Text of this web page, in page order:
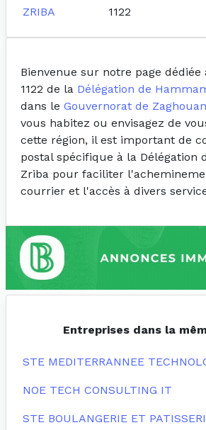
ZRIBA
1122
Bienvenue sur notre page dédiée
1122 de la Délégation de
dans le Gouvernorat de Zaghouan
vous habitez ou envisagez de
cette région, il est important de
postal spécifique à la Délégation
Zriba pour faciliter
courrier et l'accès à divers
Entreprises dans la
STE MEDITERRANNEE
NOE TECH CONSULTING IT
STE BOULANGERIE ET